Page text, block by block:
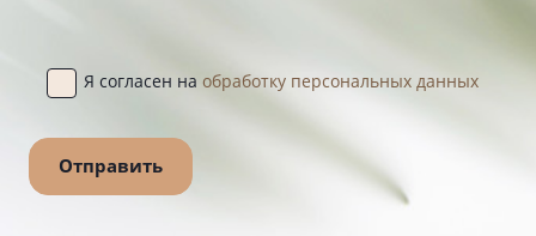
Я согласен на обработку персональных данных